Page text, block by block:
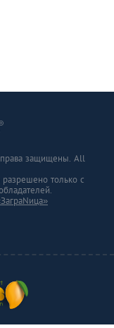
права защищены. All
только с